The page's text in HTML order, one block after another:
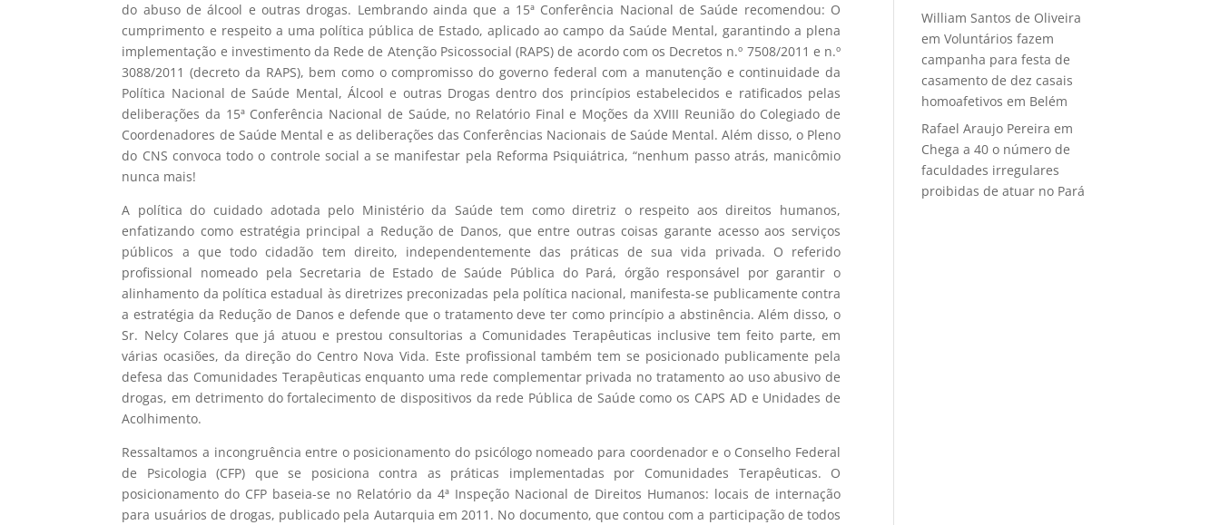
do abuso de álcool e outras drogas. Lembrando ainda que a 15ª Conferência Nacional de Saúde recomendou: O
cumprimento e respeito a uma política pública de Estado, aplicado ao campo da Saúde Mental, garantindo a plena
implementação e investimento da Rede de Atenção Psicossocial (RAPS) de acordo com os Decretos n.º 7508/2011 e n.º
3088/2011 (decreto da RAPS), bem como o compromisso do governo federal com a manutenção e continuidade da
Política Nacional de Saúde Mental, Álcool e outras Drogas dentro dos princípios estabelecidos e ratificados pelas
deliberações da 15ª Conferência Nacional de Saúde, no Relatório Final e Moções da XVIII Reunião do Colegiado de
Coordenadores de Saúde Mental e as deliberações das Conferências Nacionais de Saúde Mental. Além disso, o Pleno
do CNS convoca todo o controle social a se manifestar pela Reforma Psiquiátrica, “nenhum passo atrás, manicômio
nunca mais!
A política do cuidado adotada pelo Ministério da Saúde tem como diretriz o respeito aos direitos humanos,
enfatizando como estratégia principal a Redução de Danos, que entre outras coisas garante acesso aos serviços
públicos a que todo cidadão tem direito, independentemente das práticas de sua vida privada. O referido
profissional nomeado pela Secretaria de Estado de Saúde Pública do Pará, órgão responsável por garantir o
alinhamento da política estadual às diretrizes preconizadas pela política nacional, manifesta-se publicamente contra
a estratégia da Redução de Danos e defende que o tratamento deve ter como princípio a abstinência. Além disso, o
Sr. Nelcy Colares que já atuou e prestou consultorias a Comunidades Terapêuticas inclusive tem feito parte, em
várias ocasiões, da direção do Centro Nova Vida. Este profissional também tem se posicionado publicamente pela
defesa das Comunidades Terapêuticas enquanto uma rede complementar privada no tratamento ao uso abusivo de
drogas, em detrimento do fortalecimento de dispositivos da rede Pública de Saúde como os CAPS AD e Unidades de
Acolhimento.
Ressaltamos a incongruência entre o posicionamento do psicólogo nomeado para coordenador e o Conselho Federal
de Psicologia (CFP) que se posiciona contra as práticas implementadas por Comunidades Terapêuticas. O
posicionamento do CFP baseia-se no Relatório da 4ª Inspeção Nacional de Direitos Humanos: locais de internação
para usuários de drogas, publicado pela Autarquia em 2011. No documento, que contou com a participação de todos
William Santos de Oliveira
emVoluntários fazem
campanha para festa de
casamento de dez casais
homoafetivos em Belém
Rafael Araujo Pereira em
Chega a 40 o número de
faculdades irregulares
proibidas de atuar no Pará